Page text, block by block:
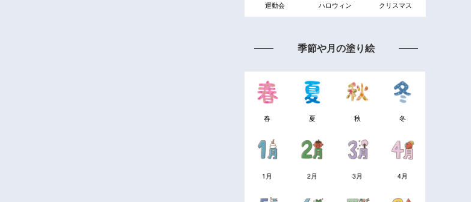
運動会 ハロウィン クリスマス
季節や月の塗り絵
春 夏 秋 冬
1月 2月 3月 4月